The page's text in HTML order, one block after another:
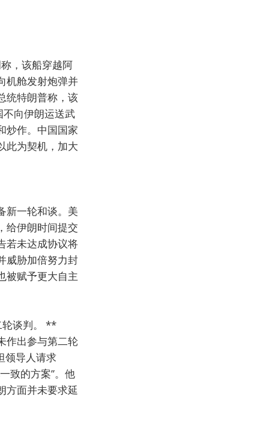
，该船穿越阿
机舱发射炮弹并
统特朗普称，该
不向伊朗运送武
炒作。中国国家
此为契机，加大
新一轮和谈。美
给伊朗时间提交
若未达成协议将
威胁加倍努力封
被赋予更大自主
轮谈判。 **
作出参与第二轮
领导人请求
致的方案”。他
方面并未要求延